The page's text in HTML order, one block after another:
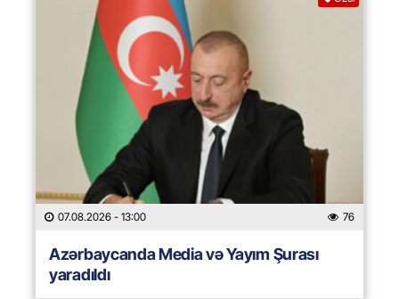
07.08.2026 - 13:00 76
Azərbaycanda Media və Yayım Şurası
yaradıldı